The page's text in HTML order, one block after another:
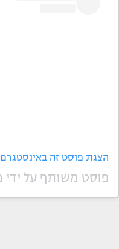
הצגת פוסט זה באינסטגרם
פוסט משותף על ידי ‏‎מאור אדרי‎‏ (@‏‎maoredriofficial‎‏)